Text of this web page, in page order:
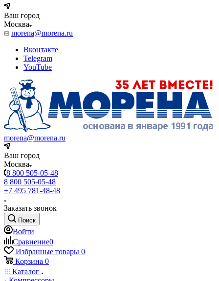
Ваш город
Москва
morena@morena.ru
Вконтакте
Telegram
YouTube
morena@morena.ru
Ваш город
Москва
8 800 505-05-48
8 800 505-05-48
+7 495 781-48-48
Заказать звонок
Поиск
Войти
Сравнение0
Избранные товары 0
Корзина 0
Каталог